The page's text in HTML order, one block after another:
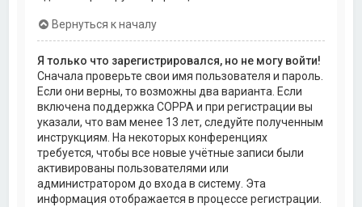
Вернуться к началу
Я только что зарегистрировался, но не могу войти!
Сначала проверьте свои имя пользователя и пароль.
Если они верны, то возможны два варианта. Если
включена поддержка COPPA и при регистрации вы
указали, что вам менее 13 лет, следуйте полученным
инструкциям. На некоторых конференциях
требуется, чтобы все новые учётные записи были
активированы пользователями или
администратором до входа в систему. Эта
информация отображается в процессе регистрации.